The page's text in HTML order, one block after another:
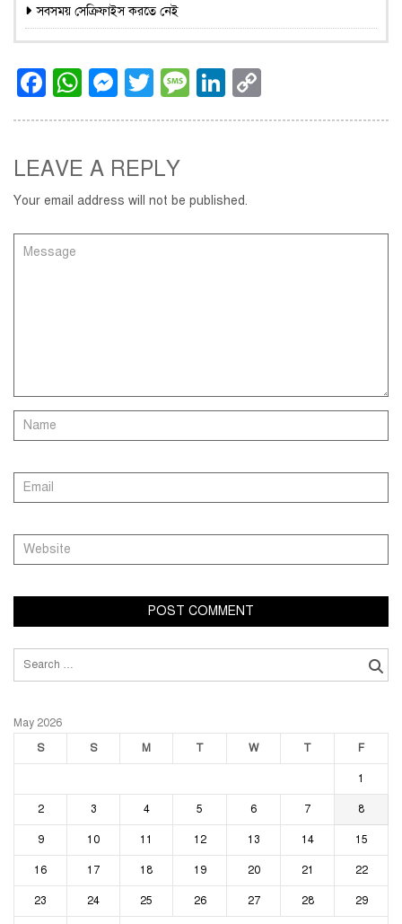
সবসময় সেক্রিফাইস করতে নেই
Facebook
WhatsApp
Messenger
Twitter
Message
LinkedIn
Link
LEAVE A REPLY
Your email address will not be published.
Search
May 2026
S
S M T W T F
1
2 3 4 5 6 7 8
9 10 11 12 13 14 15
16 17 18 19 20 21 22
23 24 25 26 27 28 29